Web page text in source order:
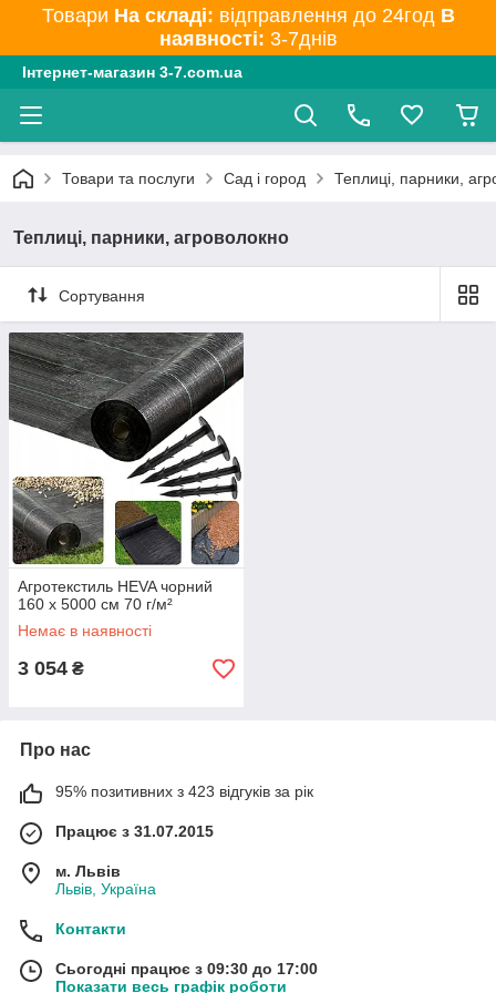
Товари На складі: відправлення до 24год В
наявності: 3-7днів
Інтернет-магазин 3-7.com.ua
Товари та послуги Сад і город Теплиці, парники,
Теплиці, парники, агроволокно
Сортування
Агротекстиль HEVA чорний
160 х 5000 см 70 г/м²
Немає в наявності
3 054 ₴
Про нас
95% позитивних з 423 відгуків за рік
Працює з 31.07.2015
м. Львів
Львів, Україна
Контакти
Сьогодні працює з 09:30 до 17:00
Показати весь графік роботи